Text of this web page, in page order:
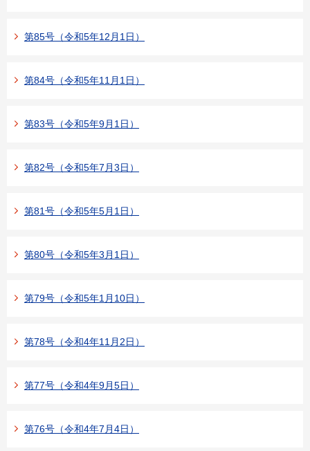
第85号（令和5年12月1日）
第84号（令和5年11月1日）
第83号（令和5年9月1日）
第82号（令和5年7月3日）
第81号（令和5年5月1日）
第80号（令和5年3月1日）
第79号（令和5年1月10日）
第78号（令和4年11月2日）
第77号（令和4年9月5日）
第76号（令和4年7月4日）